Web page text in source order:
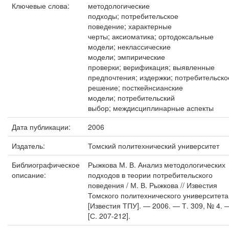
Ключевые слова:
методологические
подходы; потребительское
поведение; характерные
черты; аксиоматика; ортодоксальные
модели; неклассические
модели; эмпирические
проверки; верификация; выявленные
предпочтения; издержки;
решение; посткейнсианские
модели; потребительский
выбор; междисциплинарные аспекты
Дата публикации:
2006
Издатель:
Томский политехнический университет
Библиографическое
описание:
Рыжкова М. В. Анализ методологических
подходов в теории потребительского
поведения / М. В. Рыжкова // Известия
Томского политехнического университета
[Известия ТПУ]. — 2006. — Т. 309, № 4.
[С. 207-212].